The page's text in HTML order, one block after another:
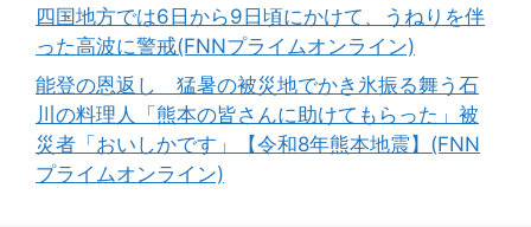
四国地方では6日から9日頃にかけて、うねりを伴
った高波に警戒(FNNプライムオンライン)
能登の恩返し 猛暑の被災地でかき氷振る舞う石
川の料理人「熊本の皆さんに助けてもらった」被
災者「おいしかです」【令和8年熊本地震】(FNN
プライムオンライン)